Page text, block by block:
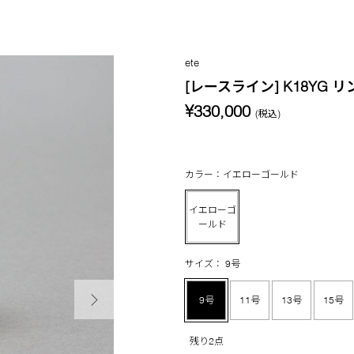
ete
[レースライン] K18YG リ
¥330,000 (税込)
カラー：イエローゴールド
イエローゴ
ールド
サイズ： 9号
9号 11号 13号 15号
残り2点